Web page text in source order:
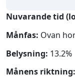
Nuvarande tid
Månfas: Ovan
Belysning: 13.2%
Månens riktning: